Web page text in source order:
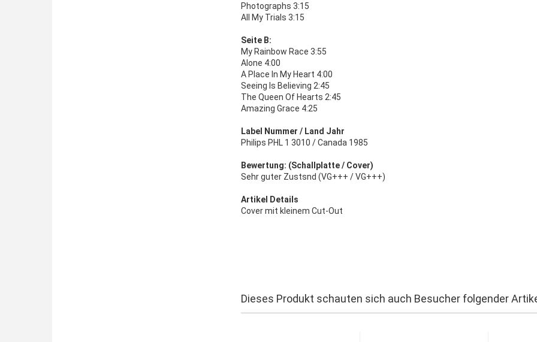
Photographs 3:15
All My Trials 3:15
Seite B:
My Rainbow Race 3:55
Alone 4:00
A Place In My Heart 4:00
Seeing Is Believing 2:45
The Queen Of Hearts 2:45
Amazing Grace 4:25
Label Nummer / Land Jahr
Philips PHL 1 3010 / Canada 1985
Bewertung: (Schallplatte / Cover)
Sehr guter Zustsnd (VG+++ / VG+++)
Artikel Details
Cover mit kleinem Cut-Out
Dieses Produkt schauten sich auch Besucher folgender